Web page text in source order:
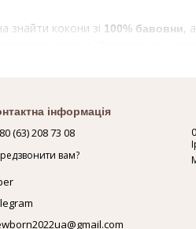
знайти кокони зі 100% бавовни,
тижні життя, коли важлива кожна
та робить набір ще
спати спокійніше,
створити для малюка
одному місці. Ми приймаємо
інформація
(63) 208 73 08
вам?